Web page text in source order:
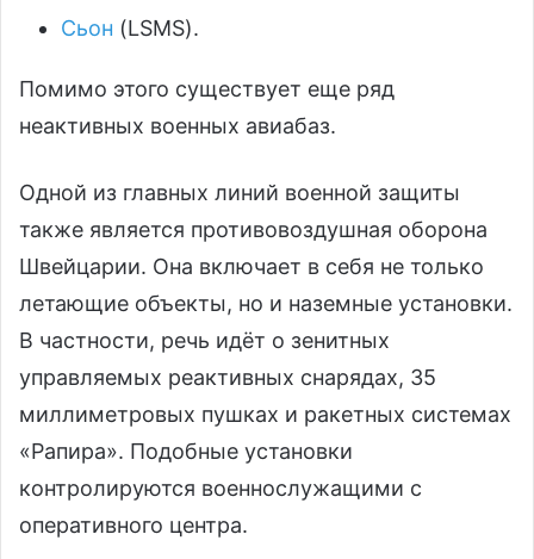
Сьон (LSMS).
Помимо этого существует еще ряд
неактивных военных авиабаз.
Одной из главных линий военной защиты
также является противовоздушная оборона
Швейцарии. Она включает в себя не только
летающие объекты, но и наземные установки.
В частности, речь идёт о зенитных
управляемых реактивных снарядах, 35
миллиметровых пушках и ракетных системах
«Рапира». Подобные установки
контролируются военнослужащими с
оперативного центра.